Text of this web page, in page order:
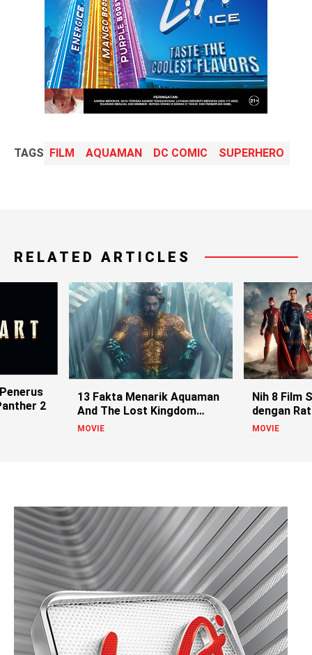
TAGS FILM AQUAMAN DC COMIC SUPERHERO
RELATED ARTICLES
2
13 Fakta Menarik Aquaman
And The Lost Kingdom
Terbaru
MOVIE
Nih 8 Film
dengan
MOVIE